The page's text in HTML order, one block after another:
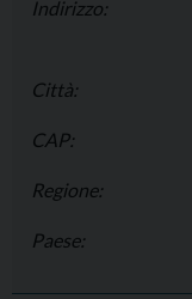
Indirizzo:
Città:
CAP:
Regione:
Paese: